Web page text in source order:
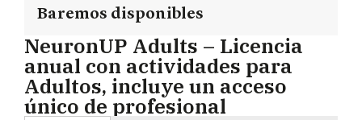
Baremos disponibles
NeuronUP Adults – Licencia
anual con actividades para
Adultos, incluye un acceso
único de profesional